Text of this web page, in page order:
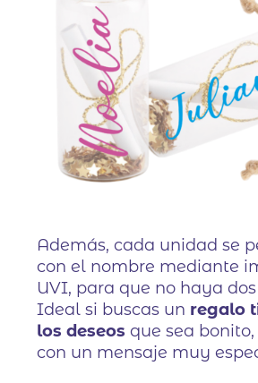
Además, cada unidad se
con el nombre mediante
UVI, para que no haya
Ideal si buscas un regalo
los deseos que sea
con un mensaje muy